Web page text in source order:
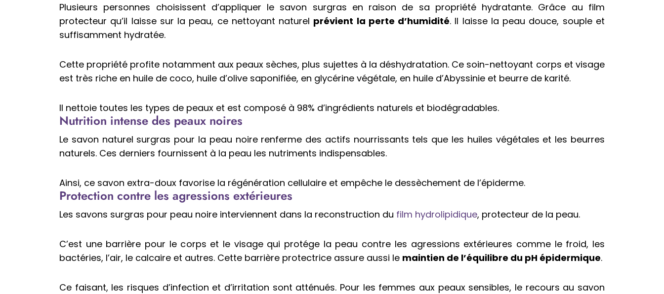
Plusieurs personnes choisissent d’appliquer le savon surgras en raison de sa propriété hydratante. Grâce au film
protecteur qu’il laisse sur la peau, ce nettoyant naturel prévient la perte d’humidité. Il laisse la peau douce, souple et
suffisamment hydratée.
Cette propriété profite notamment aux peaux sèches, plus sujettes à la déshydratation. Ce soin-nettoyant corps et visage
est très riche en huile de coco, huile d’olive saponifiée, en glycérine végétale, en huile d’Abyssinie et beurre de karité.
Il nettoie toutes les types de peaux et est composé à 98% d’ingrédients naturels et biodégradables.
Nutrition intense des peaux noires
Le savon naturel surgras pour la peau noire renferme des actifs nourrissants tels que les huiles végétales et les beurres
naturels. Ces derniers fournissent à la peau les nutriments indispensables.
Ainsi, ce savon extra-doux favorise la régénération cellulaire et empêche le dessèchement de l’épiderme.
Protection contre les agressions extérieures
Les savons surgras pour peau noire interviennent dans la reconstruction du film hydrolipidique, protecteur de la peau.
C’est une barrière pour le corps et le visage qui protége la peau contre les agressions extérieures comme le froid, les
bactéries, l’air, le calcaire et autres. Cette barrière protectrice assure aussi le maintien de l’équilibre du pH épidermique.
Ce faisant, les risques d’infection et d’irritation sont atténués. Pour les femmes aux peaux sensibles, le recours au savon